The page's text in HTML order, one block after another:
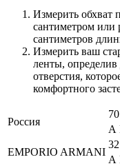
Измерить
сантиметром или
сантиметров
Измерить ваш
ленты,
отверстия,
комфортного
Россия
70
A
EMPORIO ARMANI
32
A